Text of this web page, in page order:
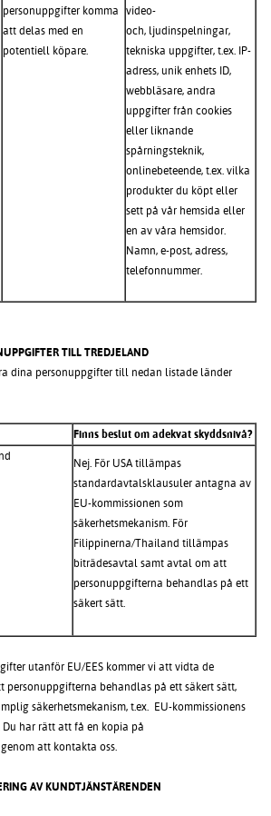
personuppgifter komma
att delas med en
potentiell köpare.
video-
och, ljudinspelningar,
tekniska uppgifter, t.ex. IP-
adress, unik enhets ID,
webbläsare, andra
uppgifter från cookies
eller liknande
spårningsteknik,
onlinebeteende, t.ex. vilka
produkter du köpt eller
sett på vår hemsida eller
en av våra hemsidor.
Namn, e-post, adress,
telefonnummer.
TILL TREDJELAND
dina personuppgifter till nedan listade länder
Finns beslut om adekvat skyddsnivå?
Nej. För USA tillämpas
standardavtalsklausuler antagna av
EU-kommissionen som
säkerhetsmekanism. För
Filippinerna/Thailand tillämpas
biträdesavtal samt avtal om att
personuppgifterna behandlas på ett
säkert sätt.
utanför EU/EES kommer vi att vidta de
personuppgifterna behandlas på ett säkert sätt,
säkerhetsmekanism, t.ex. EU-kommissionens
har rätt att få en kopia på
att kontakta oss.
AV KUNDTJÄNSTÄRENDEN